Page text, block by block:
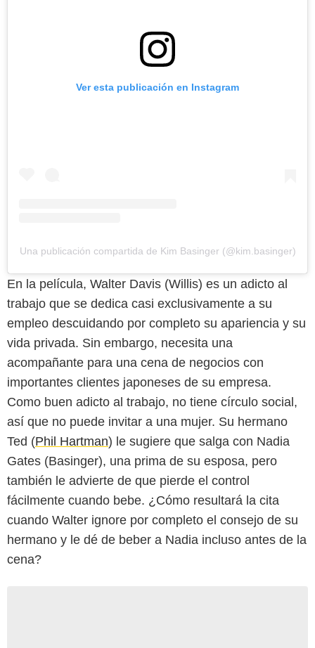
Ver esta publicación en Instagram
Una publicación compartida de Kim Basinger (@kim.basinger)
En la película, Walter Davis (Willis) es un adicto al
trabajo que se dedica casi exclusivamente a su
empleo descuidando por completo su apariencia y su
vida privada. Sin embargo, necesita una
acompañante para una cena de negocios con
importantes clientes japoneses de su empresa.
Como buen adicto al trabajo, no tiene círculo social,
así que no puede invitar a una mujer. Su hermano
Ted (Phil Hartman) le sugiere que salga con Nadia
Gates (Basinger), una prima de su esposa, pero
también le advierte de que pierde el control
fácilmente cuando bebe. ¿Cómo resultará la cita
cuando Walter ignore por completo el consejo de su
hermano y le dé de beber a Nadia incluso antes de la
cena?